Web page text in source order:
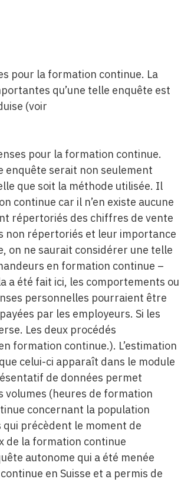
pour la formation continue. La
qu’une telle enquête est
(voir
pour la formation continue.
enquête serait non seulement
que soit la méthode utilisée. Il
continue car il n’en existe aucune
répertoriés des chiffres de vente
non répertoriés et leur importance
on ne saurait considérer une telle
en formation continue –
a été fait ici, les comportements ou
personnelles pourraient être
par les employeurs. Si les
Les deux procédés
formation continue.). L’estimation
celui-ci apparaît dans le module
de données permet
volumes (heures de formation
concernant la population
qui précèdent le moment de
de la formation continue
autonome qui a été menée
en Suisse et a permis de